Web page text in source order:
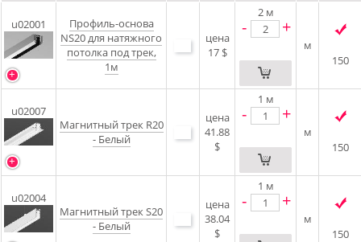
u02001
Профиль-основа
NS20 для натяжного
потолка под трек,
1м
цена
17 $
2 м
- +
м
150
u02007
Магнитный трек R20
- Белый
цена
41.88
$
1 м
- +
м
150
u02004
Магнитный трек S20
- Белый
цена
38.04
$
1 м
- +
м
150